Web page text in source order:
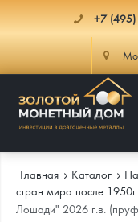
+7
Главная Каталог
стран мира после 1950г
Лошади" 2026 г.в.